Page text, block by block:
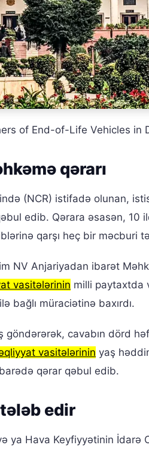
of End-of-Life Vehicles in
qərarı
(NCR) istifadə olunan,
edib. Qərara əsasən, 10
qarşı heç bir məcburi
NV Anjariyadan ibarət
vasitələrinin milli paytaxtda
bağlı müraciətinə baxırdı.
göndərərək, cavabın dörd
vasitələrinin yaş
qərar qəbul edib.
edir
Hava Keyfiyyətinin İdarə